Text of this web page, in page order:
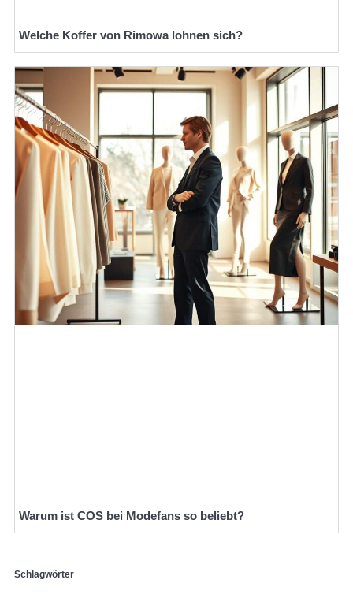
Welche Koffer von Rimowa lohnen sich?
Warum ist COS bei Modefans so beliebt?
Schlagwörter